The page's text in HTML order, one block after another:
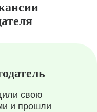
свою
и прошли